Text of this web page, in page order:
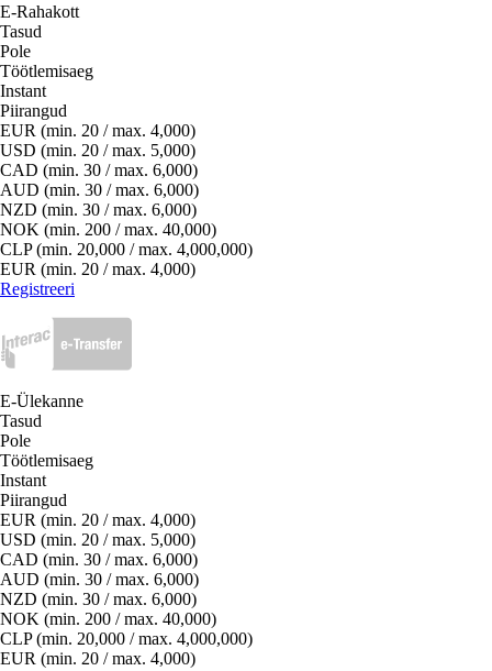
E-Rahakott
Tasud
Pole
Töötlemisaeg
Instant
Piirangud
EUR (min. 20 / max. 4,000)
USD (min. 20 / max. 5,000)
CAD (min. 30 / max. 6,000)
AUD (min. 30 / max. 6,000)
NZD (min. 30 / max. 6,000)
NOK (min. 200 / max. 40,000)
CLP (min. 20,000 / max. 4,000,000)
EUR (min. 20 / max. 4,000)
Registreeri
E-Ülekanne
Tasud
Pole
Töötlemisaeg
Instant
Piirangud
EUR (min. 20 / max. 4,000)
USD (min. 20 / max. 5,000)
CAD (min. 30 / max. 6,000)
AUD (min. 30 / max. 6,000)
NZD (min. 30 / max. 6,000)
NOK (min. 200 / max. 40,000)
CLP (min. 20,000 / max. 4,000,000)
EUR (min. 20 / max. 4,000)